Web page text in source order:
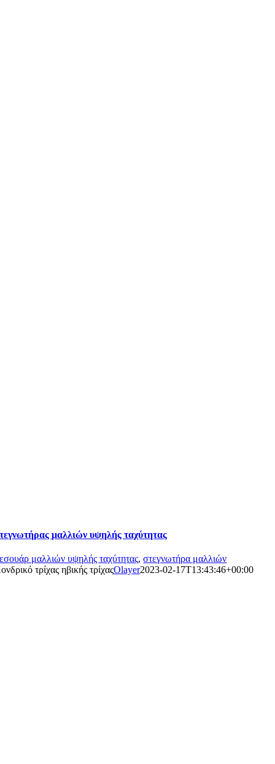
μαλλιών υψηλής ταχύτητας
μαλλιών υψηλής ταχύτητας,στεγνωτήρα μαλλιών
τρίχας ηβικής τρίχαςOlayer2023-02-17T13:43:46+00:00